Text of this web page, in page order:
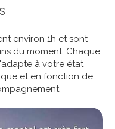
environ 1h et sont
du moment. Chaque
à votre état
et en fonction de